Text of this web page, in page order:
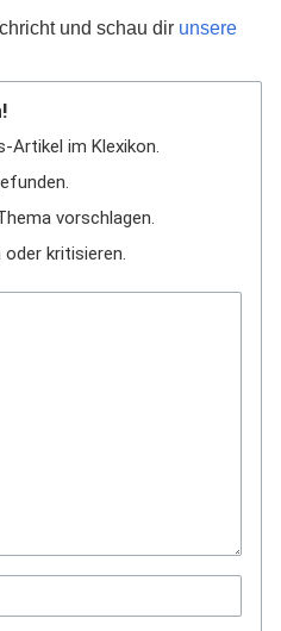
und schau dir unsere
Artikel im Klexikon.
vorschlagen.
kritisieren.